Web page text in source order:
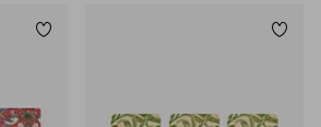
Tilføj til favoritter